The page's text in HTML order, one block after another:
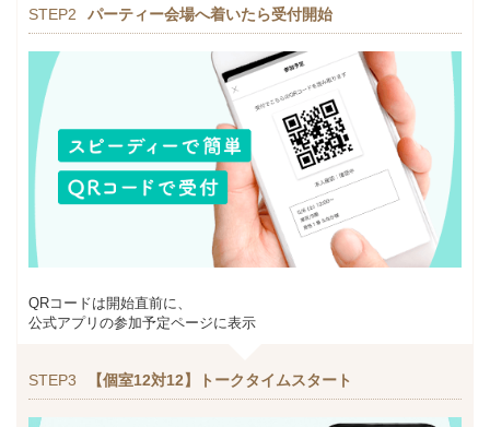
STEP2 パーティー会場へ着いたら受付開始
QRコードは開始直前に、
公式アプリの参加予定ページに表示
STEP3 【個室12対12】トークタイムスタート